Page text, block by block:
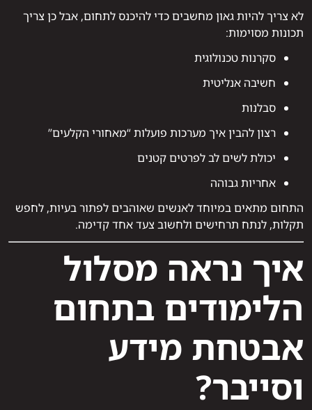
לא צריך להיות גאון מחשבים כדי להיכנס לתחום, אבל כן צריך
תכונות מסוימות:
סקרנות טכנולוגית
חשיבה אנליטית
סבלנות
רצון להבין איך מערכות פועלות “מאחורי הקלעים”
יכולת לשים לב לפרטים קטנים
אחריות גבוהה
התחום מתאים במיוחד לאנשים שאוהבים לפתור בעיות, לחפש
תקלות, לנתח תרחישים ולחשוב צעד אחד קדימה.
איך נראה מסלול
הלימודים בתחום
אבטחת מידע
וסייבר?